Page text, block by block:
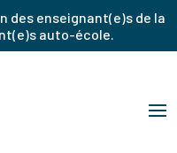
des enseignant(e)s de la
auto-école.